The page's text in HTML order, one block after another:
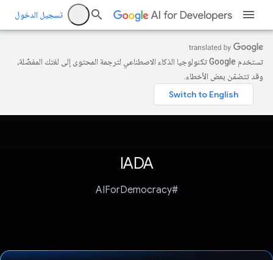
تسجيل الدخول
تستخدم Google تكنولوجيا الذكاء الاصطناعي لترجمة المحتوى إلى لغتك المفضّلة،
وقد تتضمّن بعض الأخطاء.
IADA
#AIForDemocracy